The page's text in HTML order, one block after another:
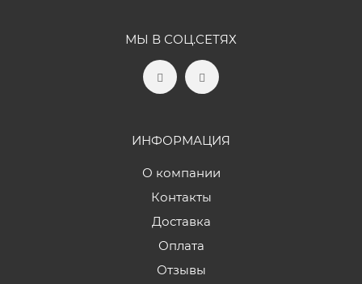
МЫ В СОЦ.СЕТЯХ
ИНФОРМАЦИЯ
О компании
Контакты
Доставка
Оплата
Отзывы